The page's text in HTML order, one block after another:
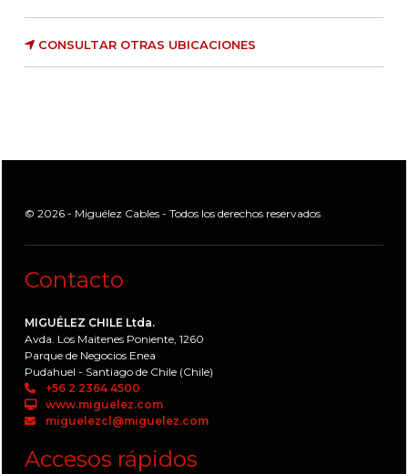
CONSULTAR OTRAS UBICACIONES
© 2026 - Miguélez Cables - Todos los derechos reservados
Contacto
MIGUÉLEZ CHILE Ltda.
Avda. Los Maitenes Poniente, 1260
Parque de Negocios Enea
Pudahuel - Santiago de Chile (Chile)
+56 2 2364 4500
www.miguelez.com
miguelezcl@miguelez.com
Accesos rápidos